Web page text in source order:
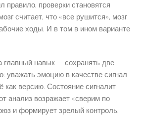
правило, проверки становятся
считает, что «все рушится», мозг
ходы. И в том в ином варианте
главный навык — сохранять две
уважать эмоцию в качестве сигнал
как версию. Состояние сигналит
анализ возражает «сверим по
и формирует зрелый контроль.